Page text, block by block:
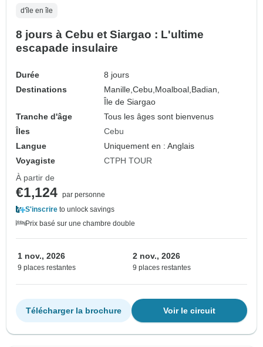
d'île en île
8 jours à Cebu et Siargao : L'ultime
escapade insulaire
Durée
8 jours
Destinations
Manille,Cebu,Moalboal,Badian,
Île de Siargao
Tranche d'âge
Tous les âges sont bienvenus
Îles
Cebu
Langue
Uniquement en : Anglais
Voyagiste
CTPH TOUR
À partir de
€1,124 par personne
S'inscrire to unlock savings
Prix basé sur une chambre double
1 nov., 2026
9 places restantes
2 nov., 2026
9 places restantes
Voir le circuit
Télécharger la brochure